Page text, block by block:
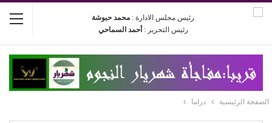
رئيس مجلس الادارة : محمد حبوشة
رئيس التحرير : أحمد السماحي
الصفحة الرئيسية دراما